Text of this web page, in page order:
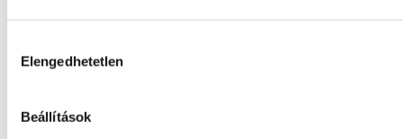
Elengedhetetlen
Beállítások
Betlehem Dávid aranyérmet nyert
versenyszámában a párizsi Európa-
lett.